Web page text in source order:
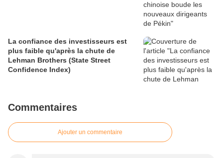
La confiance des investisseurs est
plus faible qu'après la chute de
Lehman Brothers (State Street
Confidence Index)
Commentaires
Ajouter un commentaire